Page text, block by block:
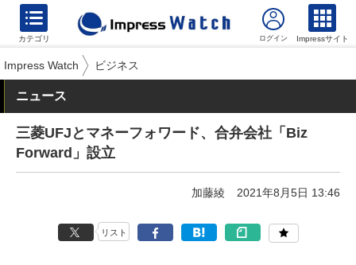
カテゴリ Impressサイト
Impress Watch ビジネス
ニュース
三菱UFJとマネーフォワード、合弁会社「Biz
Forward」設立
加藤綾 2021年8月5日 13:46
リスト